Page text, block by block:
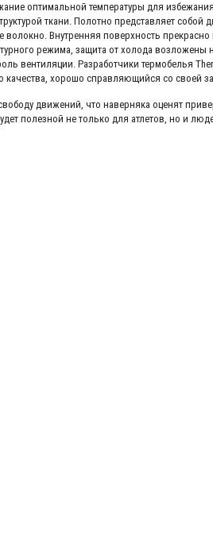
оптимальной температуры для
ткани. Полотно представляет
волокно. Внутренняя поверхность
режима, защита от холода возложены
вентиляции. Разработчики термобелья
хорошо справляющийся со своей
движений, что наверняка оценят
полезной не только для атлетов, но и